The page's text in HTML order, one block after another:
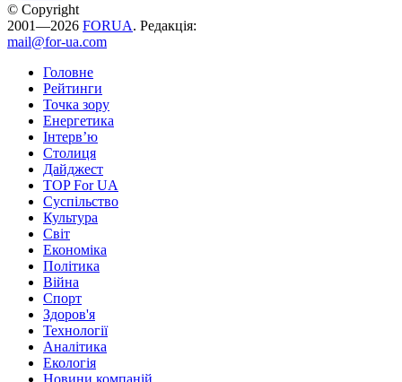
© Copyright
2001—2026 FORUA. Редакція:
mail@for-ua.com
Головне
Рейтинги
Точка зору
Енергетика
Інтерв’ю
Столиця
Дайджест
TOP For UA
Суспiльство
Культура
Світ
Економіка
Політика
Війна
Спорт
Здоров'я
Технології
Аналітика
Екологія
Новини компаній